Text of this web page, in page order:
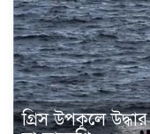
গ্রিস উপকূলে